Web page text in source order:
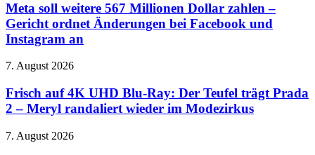
aus
Display
weitere
567
Millionen
Dollar
–
ordnet
Änderungen
Facebook
Meta soll weitere 567 Millionen Dollar zahlen –
Gericht ordnet Änderungen bei Facebook und
Instagram an
Frisch
4K
UHD
Blu-
Der
7. August 2026
Frisch auf 4K UHD Blu-Ray: Der Teufel trägt Prada
2 – Meryl randaliert wieder im Modezirkus
Squid
7. August 2026